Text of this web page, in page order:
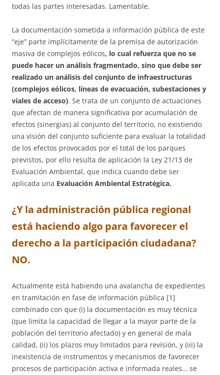
todas las partes interesadas. Lamentable.
La documentación sometida a información pública de este
“eje” parte implícitamente de la premisa de autorización
masiva de complejos eólicos, lo cual refuerza que no se
puede hacer un análisis fragmentado, sino que debe ser
realizado un análisis del conjunto de infraestructuras
(complejos eólicos, líneas de evacuación, subestaciones y
viales de acceso). Se trata de un conjunto de actuaciones
que afectan de manera significativa por acumulación de
efectos (sinergias) al conjunto del territorio, no existiendo
una visión del conjunto suficiente para evaluar la totalidad
de los efectos provocados por el total de los parques
previstos, por ello resulta de aplicación la Ley 21/13 de
Evaluación Ambiental, que indica cuando debe ser
aplicada una Evaluación Ambiental Estratégica.
¿Y la administración pública regional
está haciendo algo para favorecer el
derecho a la participación ciudadana?
NO.
Actualmente está habiendo una avalancha de expedientes
en tramitación en fase de información pública [1]
combinado con que (i) la documentación es muy técnica
(que limita la capacidad de llegar a la mayor parte de la
población del territorio afectado) y en general de mala
calidad, (ii) los plazos muy limitados para revisión, y (iii) la
inexistencia de instrumentos y mecanismos de favorecer
procesos de participación activa e informada reales… se